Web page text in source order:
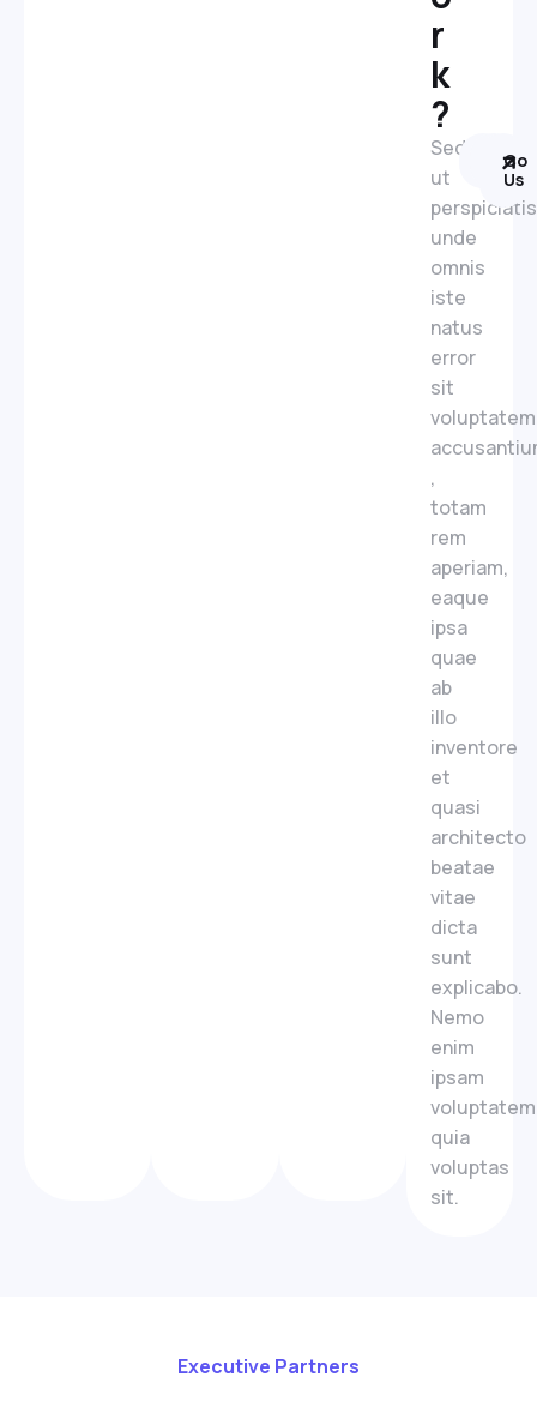
r
k
?
Sed
ut
perspiciatis
unde
omnis
iste
natus
error
sit
voluptatem
,
totam
rem
aperiam,
eaque
ipsa
quae
ab
illo
inventore
et
quasi
architecto
beatae
vitae
dicta
sunt
explicabo.
Nemo
enim
ipsam
voluptatem
quia
voluptas
sit.
Us
Executive Partners